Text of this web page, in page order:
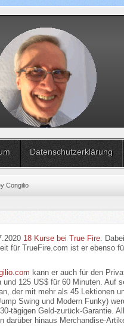
Datenschutzerklärung
Congilio
18 Kurse bei True Fire.
für TrueFire.com ist er ebenso
kann er auch für den
125 US$ für 60 Minuten. Auf
der mit mehr als 45 Lektionen
Swing und Modern Funky)
tägigen Geld-zurück-Garantie.
darüber hinaus Merchandise-